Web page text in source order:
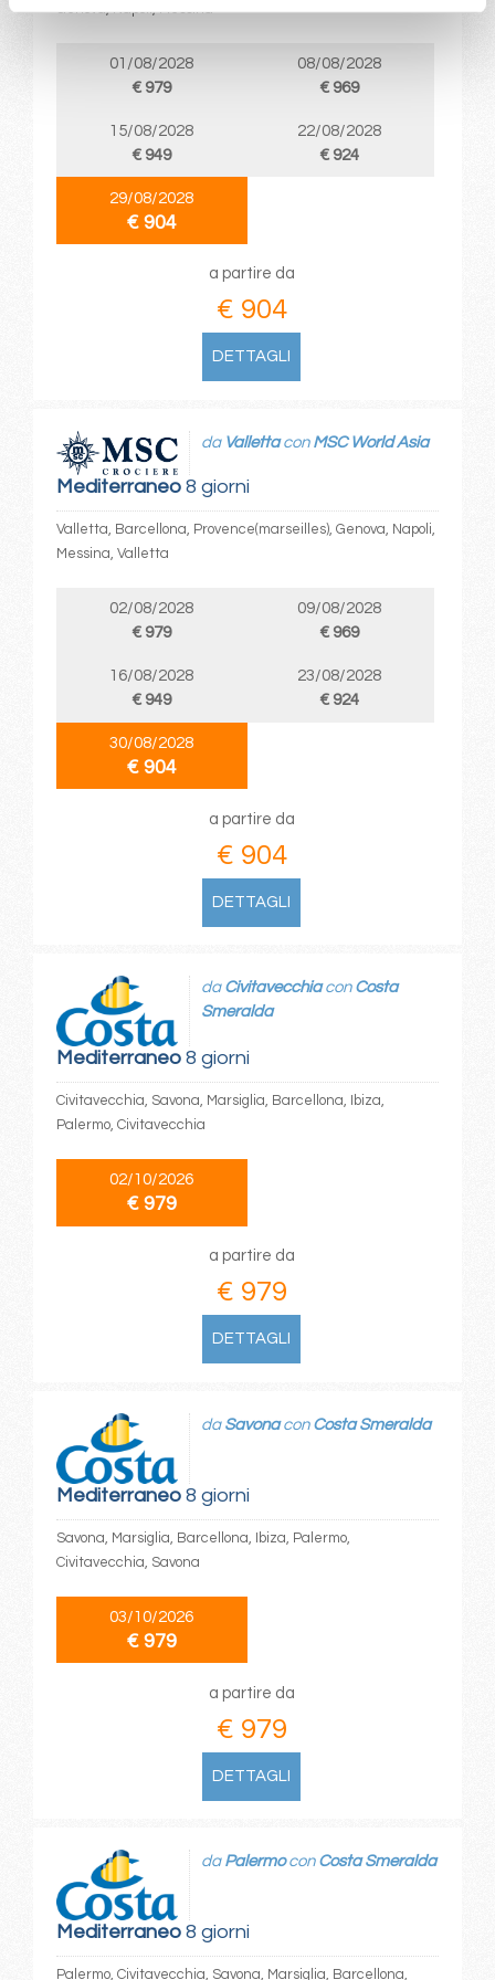
01/08/2028
€ 979
08/08/2028
€ 969
15/08/2028
€ 949
22/08/2028
€ 924
29/08/2028
€ 904
a partire da
€ 904
DETTAGLI
Mediterraneo8 giorni
da Vallettacon MSC World Asia
Valletta, Barcellona, Provence(marseilles), Genova, Napoli,
Messina, Valletta
02/08/2028
€ 979
09/08/2028
€ 969
16/08/2028
€ 949
23/08/2028
€ 924
30/08/2028
€ 904
a partire da
€ 904
DETTAGLI
Mediterraneo8 giorni
da Civitavecchiacon Costa
Smeralda
Civitavecchia, Savona, Marsiglia, Barcellona, Ibiza,
Palermo, Civitavecchia
02/10/2026
€ 979
a partire da
€ 979
DETTAGLI
Mediterraneo8 giorni
da Savonacon Costa Smeralda
Savona, Marsiglia, Barcellona, Ibiza, Palermo,
Civitavecchia, Savona
03/10/2026
€ 979
a partire da
€ 979
DETTAGLI
Mediterraneo8 giorni
da Palermocon Costa Smeralda
Palermo, Civitavecchia, Savona, Marsiglia, Barcellona,